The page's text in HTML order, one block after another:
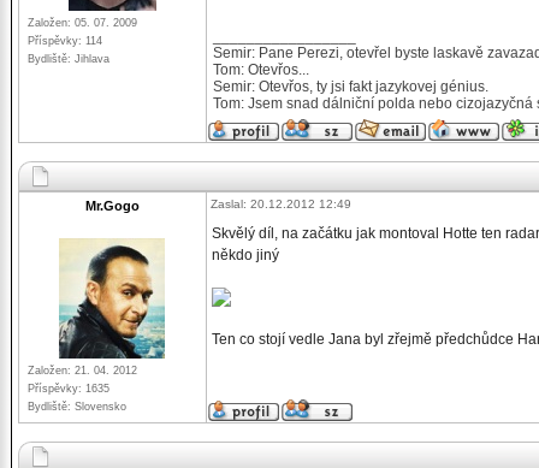
Založen: 05. 07. 2009
Příspěvky: 114
Bydliště: Jihlava
Semir: Pane Perezi, otevřel byste laskavě
Tom: Otevřos...
Semir: Otevřos, ty jsi fakt jazykovej génius.
Tom: Jsem snad dálniční polda nebo cizojazyčná
Mr.Gogo
Založen: 21. 04. 2012
Příspěvky: 1635
Bydliště: Slovensko
Zaslal: 20.12.2012 12:49
Skvělý díl, na začátku jak montoval Hotte ten
někdo jiný
Ten co stojí vedle Jana byl zřejmě předchůdce